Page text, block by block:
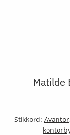
Matilde
Stikkord: Avantor,